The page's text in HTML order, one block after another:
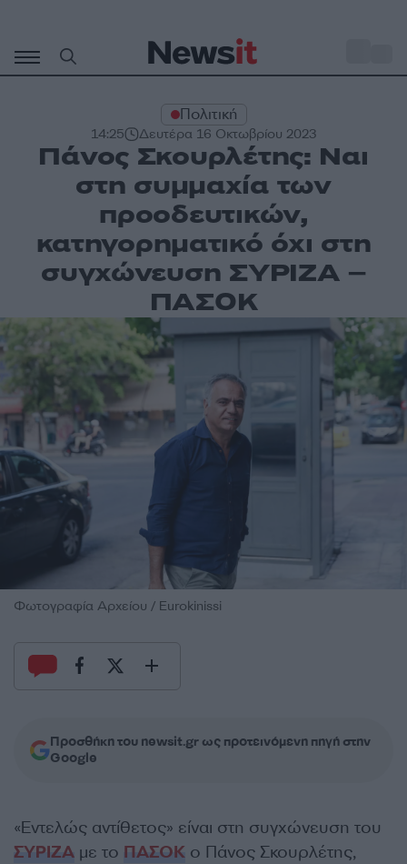
περιεχόμενο
Πολιτική
14:25 Δευτέρα 16 Οκτωβρίου 2023
Πάνος Σκουρλέτης: Ναι
στη συμμαχία των
προοδευτικών,
κατηγορηματικό όχι στη
συγχώνευση ΣΥΡΙΖΑ –
ΠΑΣΟΚ
Φωτογραφία Αρχείου / Eurokinissi
Προσθήκη του newsit.gr ως προτεινόμενη πηγή στην
Google
«Εντελώς αντίθετος» είναι στη συγχώνευση του
ΣΥΡΙΖΑ με το ΠΑΣΟΚ ο Πάνος Σκουρλέτης,